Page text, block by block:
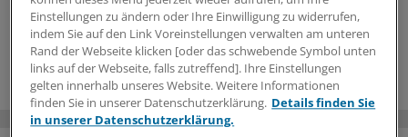
Einstellungen zu ändern oder Ihre Einwilligung zu widerrufen,
indem Sie auf den Link Voreinstellungen verwalten am unteren
Rand der Webseite klicken [oder das schwebende Symbol unten
links auf der Webseite, falls zutreffend]. Ihre Einstellungen
gelten innerhalb unseres Website. Weitere Informationen
finden Sie in unserer Datenschutzerklärung. Details finden Sie
in unserer Datenschutzerklärung.